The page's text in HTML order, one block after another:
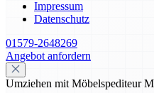
Impressum
Datenschutz
01579-2648269
Angebot anfordern
Umziehen mit Möbelspediteur